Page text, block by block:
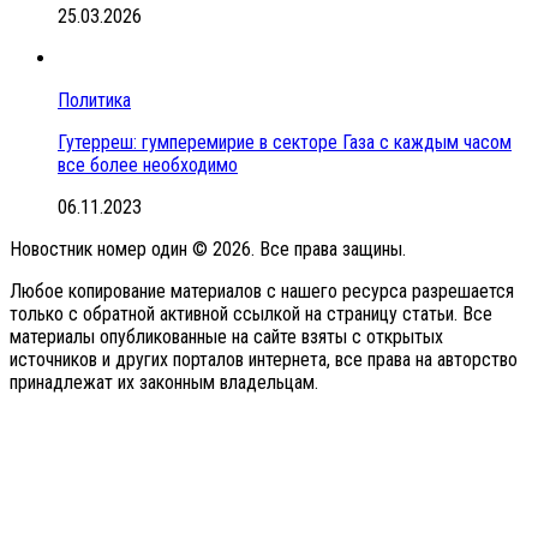
25.03.2026
Политика
Гутерреш: гумперемирие в секторе Газа с каждым часом
все более необходимо
06.11.2023
Новостник номер один © 2026. Все права защины.
Любое копирование материалов с нашего ресурса разрешается
только с обратной активной ссылкой на страницу статьи. Все
материалы опубликованные на сайте взяты с открытых
источников и других порталов интернета, все права на авторство
принадлежат их законным владельцам.